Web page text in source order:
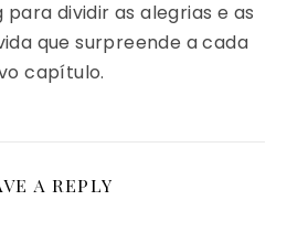
para dividir as alegrias e as
que surpreende a cada
capítulo.
A REPLY